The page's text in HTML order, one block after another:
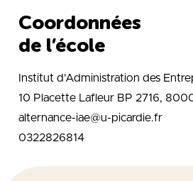
Coordonnées
de l’école
Institut d'Administration des
10 Placette Lafleur BP 2716,
alternance-iae@u-picardie.fr
0322826814